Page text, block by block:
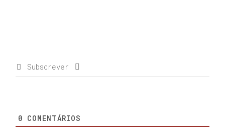
Subscrever
0 COMENTÁRIOS